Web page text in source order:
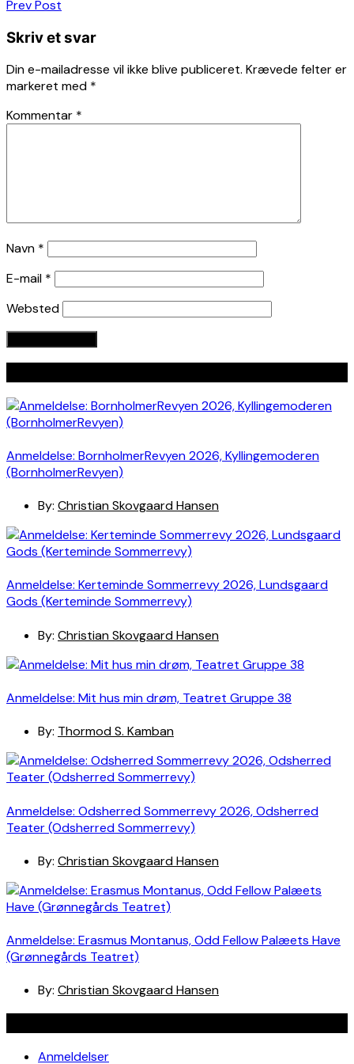
Indlægsnavigation
Prev Post
Skriv et svar
Din e-mailadresse vil ikke blive publiceret. Krævede felter er
markeret med *
Kommentar *
Navn *
E-mail *
Websted
Anmeldelse: BornholmerRevyen 2026, Kyllingemoderen
(BornholmerRevyen)
By: Christian Skovgaard Hansen
Anmeldelse: Kerteminde Sommerrevy 2026, Lundsgaard
Gods (Kerteminde Sommerrevy)
By: Christian Skovgaard Hansen
Anmeldelse: Mit hus min drøm, Teatret Gruppe 38
By: Thormod S. Kamban
Anmeldelse: Odsherred Sommerrevy 2026, Odsherred
Teater (Odsherred Sommerrevy)
By: Christian Skovgaard Hansen
Anmeldelse: Erasmus Montanus, Odd Fellow Palæets Have
(Grønnegårds Teatret)
By: Christian Skovgaard Hansen
Anmeldelser